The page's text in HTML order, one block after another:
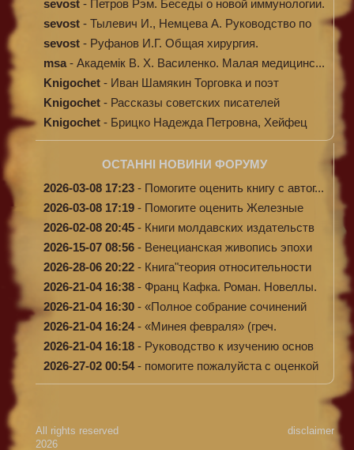
sevost - Петров Рэм. Беседы о новой иммунологии.
sevost - Тылевич И., Немцева А. Руководство по
ме...
sevost - Руфанов И.Г. Общая хирургия.
msa - Академік В. Х. Василенко. Малая медицинс...
Knigochet - Иван Шамякин Торговка и поэт
Knigochet - Рассказы советских писателей
Knigochet - Брицко Надежда Петровна, Хейфец
Аркадий ...
ОСТАННІ НОВИНИ ФОРУМУ
2026-03-08 17:23 - Помогите оценить книгу с автог...
2026-03-08 17:19 - Помогите оценить Железные
доро...
2026-02-08 20:45 - Книги молдавских издательств
2026-15-07 08:56 - Венецианская живопись эпохи
Во...
2026-28-06 20:22 - Книга"теория относительности
и...
2026-21-04 16:38 - Франц Кафка. Роман. Новеллы.
П...
2026-21-04 16:30 - «Полное собрание сочинений
А.Н...
2026-21-04 16:24- «Минея февраля» (греч.
Μηναίον...
2026-21-04 16:18 - Руководство к изучению основ
к...
2026-27-02 00:54- помогите пожалуйста с оценкой
...
All rights reserved
2026
disclaimer